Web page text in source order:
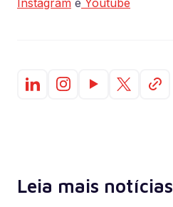
Leia mais notícias